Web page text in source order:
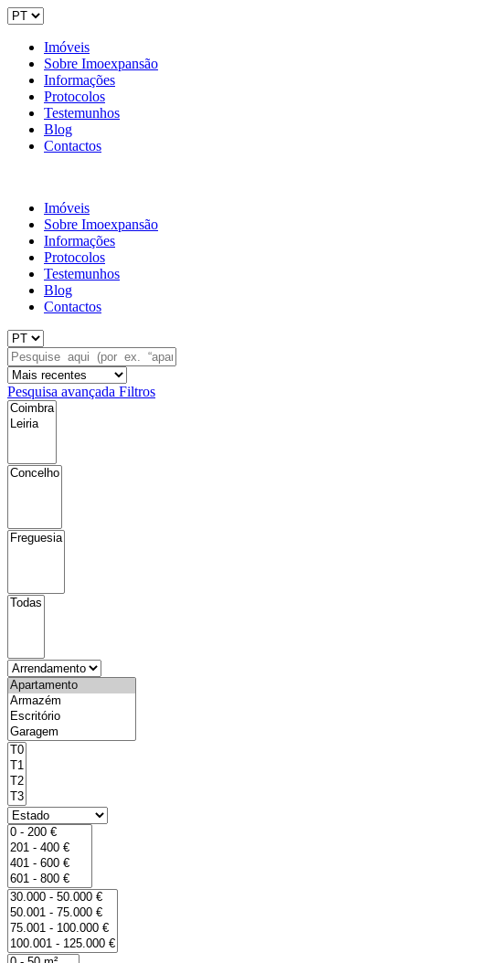
Imóveis
Sobre Imoexpansão
Informações
Protocolos
Testemunhos
Blog
Contactos
Imóveis
Sobre Imoexpansão
Informações
Protocolos
Testemunhos
Blog
Contactos
Pesquisa avançada Filtros